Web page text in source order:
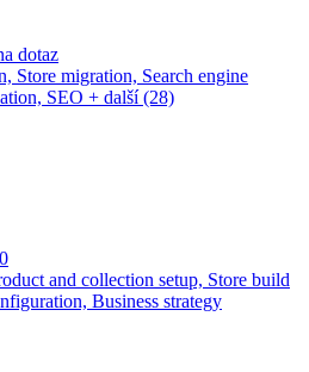
dotaz
Store migration, Search engine
SEO + další (28)
and collection setup, Store build
Business strategy